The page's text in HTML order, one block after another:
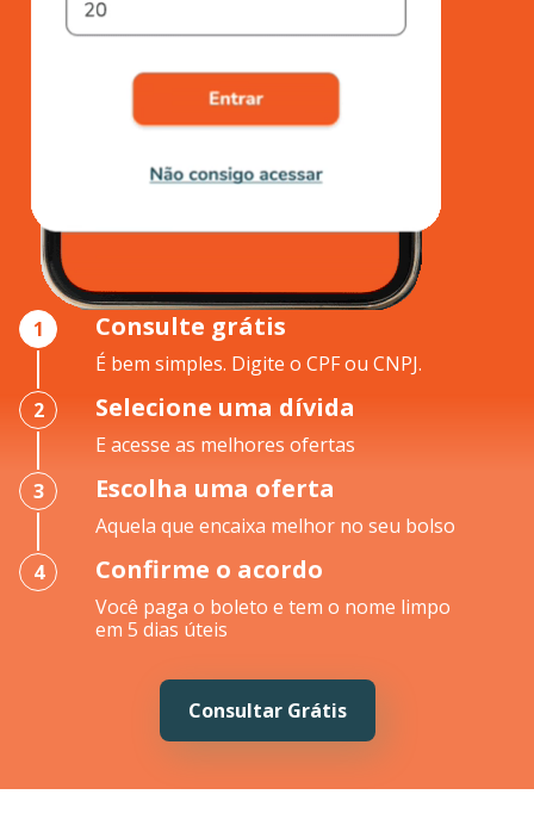
1 Consulte grátis
É bem simples. Digite o CPF ou CNPJ.
2
Selecione uma dívida
E acesse as melhores ofertas
3
Escolha uma oferta
Aquela que encaixa melhor no seu bolso
4
Confirme o acordo
Você paga o boleto e tem o nome limpo
em 5 dias úteis
Consultar Grátis